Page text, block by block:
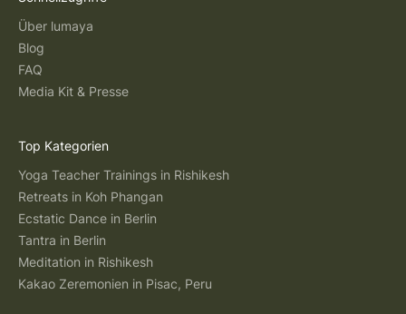
Über lumaya
Blog
FAQ
Media Kit & Presse
Top Kategorien
Yoga Teacher Trainings in Rishikesh
Retreats in Koh Phangan
Ecstatic Dance in Berlin
Tantra in Berlin
Meditation in Rishikesh
Kakao Zeremonien in Pisac, Peru